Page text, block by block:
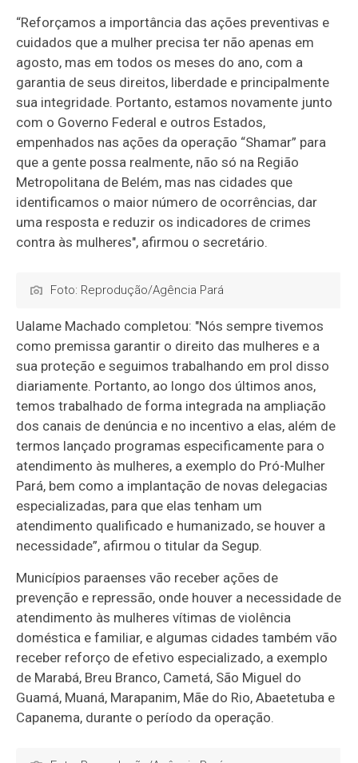
“Reforçamos a importância das ações preventivas e
cuidados que a mulher precisa ter não apenas em
agosto, mas em todos os meses do ano, com a
garantia de seus direitos, liberdade e principalmente
sua integridade. Portanto, estamos novamente junto
com o Governo Federal e outros Estados,
empenhados nas ações da operação “Shamar” para
que a gente possa realmente, não só na Região
Metropolitana de Belém, mas nas cidades que
identificamos o maior número de ocorrências, dar
uma resposta e reduzir os indicadores de crimes
contra às mulheres", afirmou o secretário.
Foto: Reprodução/Agência Pará
Ualame Machado completou: "Nós sempre tivemos
como premissa garantir o direito das mulheres e a
sua proteção e seguimos trabalhando em prol disso
diariamente. Portanto, ao longo dos últimos anos,
temos trabalhado de forma integrada na ampliação
dos canais de denúncia e no incentivo a elas, além de
termos lançado programas especificamente para o
atendimento às mulheres, a exemplo do Pró-Mulher
Pará, bem como a implantação de novas delegacias
especializadas, para que elas tenham um
atendimento qualificado e humanizado, se houver a
necessidade”, afirmou o titular da Segup.
Municípios paraenses vão receber ações de
prevenção e repressão, onde houver a necessidade de
atendimento às mulheres vítimas de violência
doméstica e familiar, e algumas cidades também vão
receber reforço de efetivo especializado, a exemplo
de Marabá, Breu Branco, Cametá, São Miguel do
Guamá, Muaná, Marapanim, Mãe do Rio, Abaetetuba e
Capanema, durante o período da operação.